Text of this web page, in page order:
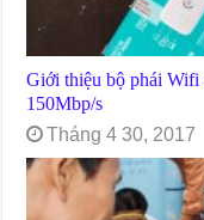
Giới thiệu bộ phái
150Mbp/s
Tháng 4 30, 2017